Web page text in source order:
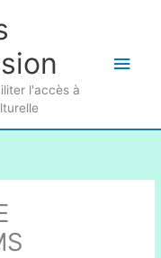
l'accès à